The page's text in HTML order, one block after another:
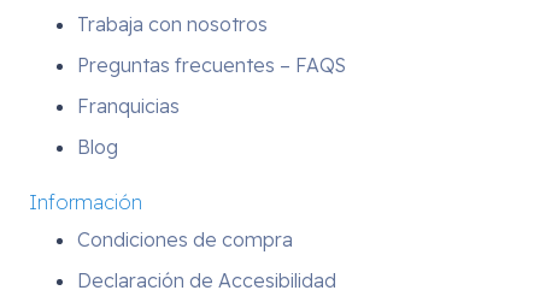
Trabaja con nosotros
Preguntas frecuentes – FAQS
Franquicias
Blog
Información
Condiciones de compra
Declaración de Accesibilidad